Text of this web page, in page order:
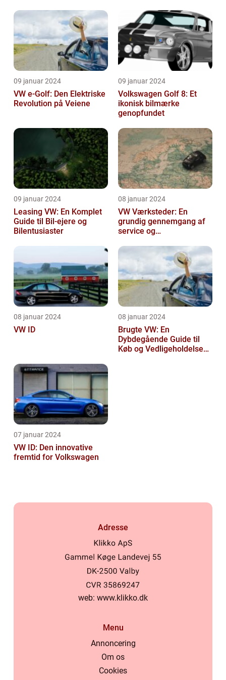
09 januar 2024
VW e-Golf: Den Elektriske
Revolution på Veiene
09 januar 2024
Volkswagen Golf 8: Et
ikonisk bilmærke
genopfundet
09 januar 2024
Leasing VW: En Komplet
Guide til Bil-ejere og
Bilentusiaster
08 januar 2024
VW Værksteder: En
grundig gennemgang af
service og
08 januar 2024
VW ID
08 januar 2024
Brugte VW: En
Dybdegående Guide til
Køb og Vedligeholdelse
07 januar 2024
VW ID: Den innovative
fremtid for Volkswagen
Adresse
web: www.klikko.dk
Menu
Annoncering
Om os
Cookies